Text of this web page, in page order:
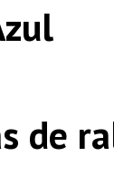
de